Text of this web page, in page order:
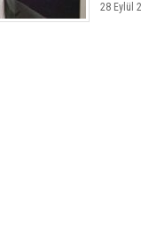
28 Eylül